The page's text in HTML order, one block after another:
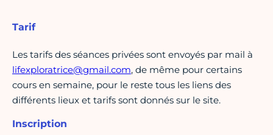
Tarif
Les tarifs des séances privées sont envoyés par mail à
lifexploratrice@gmail.com, de même pour certains
cours en semaine, pour le reste tous les liens des
différents lieux et tarifs sont donnés sur le site.
Inscription